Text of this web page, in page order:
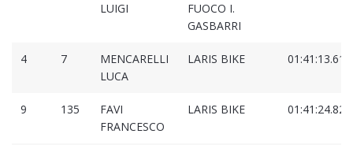
LUIGI
FUOCO I.
GASBARRI
4 7
MENCARELLI
LUCA
LARIS BIKE 01:41:13.611
9 135
FAVI
FRANCESCO
LARIS BIKE 01:41:24.827